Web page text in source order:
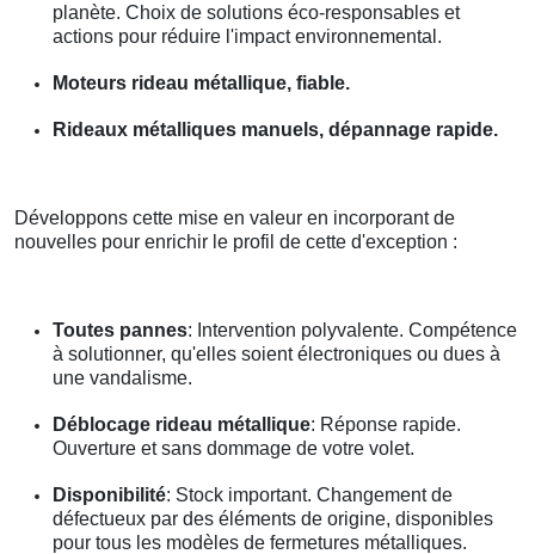
planète. Choix de solutions éco-responsables et
actions pour réduire l'impact environnemental.
Moteurs rideau métallique, fiable.
Rideaux métalliques manuels, dépannage rapide.
Développons cette mise en valeur en incorporant de
nouvelles pour enrichir le profil de cette d'exception :
Toutes pannes: Intervention polyvalente. Compétence
à solutionner, qu'elles soient électroniques ou dues à
une vandalisme.
Déblocage rideau métallique: Réponse rapide.
Ouverture et sans dommage de votre volet.
Disponibilité: Stock important. Changement de
défectueux par des éléments de origine, disponibles
pour tous les modèles de fermetures métalliques.